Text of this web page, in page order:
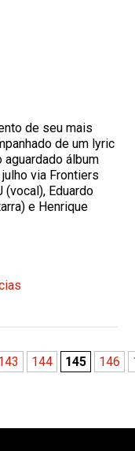
de seu mais
de um lyric
álbum
via Frontiers
(vocal), Eduardo
e Henrique
144 145 146